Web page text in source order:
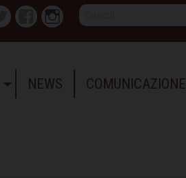
Twitter FacebookInstagram
NEWS COMUNICAZIONE